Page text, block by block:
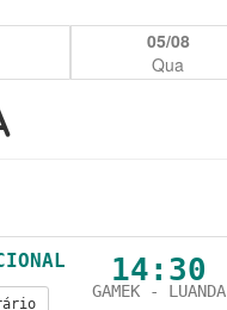
05/08
Qua
14:30
GAMEK - LUANDA